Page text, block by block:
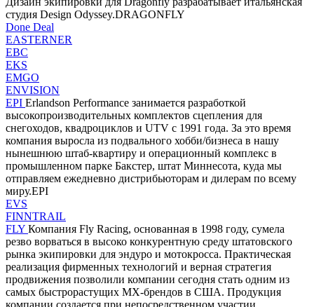
студия Design Odyssey.DRAGONFLY
Done Deal
EASTERNER
EBC
EKS
EMGO
ENVISION
EPI Erlandson Performance занимается разработкой
высокопроизводительных комплектов сцепления для
снегоходов, квадроциклов и UTV с 1991 года. За это время
компания выросла из подвального хобби/бизнеса в нашу
нынешнюю штаб-квартиру и операционный комплекс в
промышленном парке Бакстер, штат Миннесота, куда мы
отправляем ежедневно дистрибьюторам и дилерам по всему
миру.EPI
EVS
FINNTRAIL
FLY Компания Fly Racing, основанная в 1998 году, сумела
резво ворваться в высоко конкурентную среду штатовского
рынка экипировки для эндуро и мотокросса. Практическая
реализация фирменных технологий и верная стратегия
продвижения позволили компании сегодня стать одним из
самых быстрорастущих MX-брендов в США. Продукция
компании создается при непосредственном участии